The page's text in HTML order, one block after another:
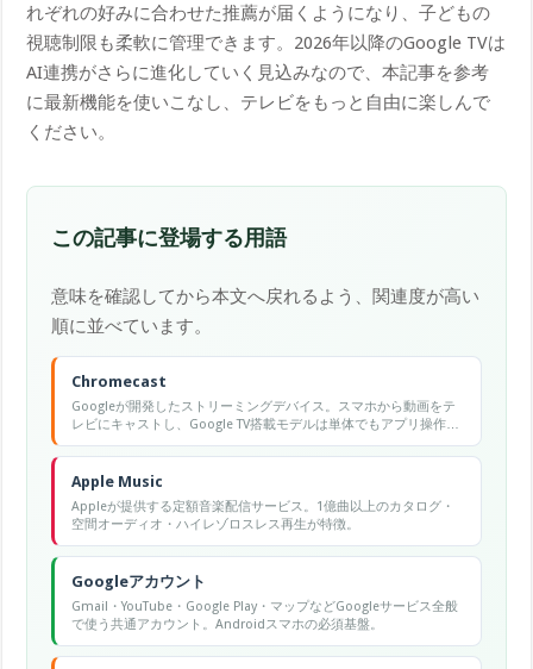
れぞれの好みに合わせた推薦が届くようになり、子どもの
視聴制限も柔軟に管理できます。2026年以降のGoogle TVは
AI連携がさらに進化していく見込みなので、本記事を参考
に最新機能を使いこなし、テレビをもっと自由に楽しんで
ください。
この記事に登場する用語
意味を確認してから本文へ戻れるよう、関連度が高い
順に並べています。
Chromecast
Googleが開発したストリーミングデバイス。スマホから動画をテ
レビにキャストし、Google TV搭載モデルは単体でもアプリ操作で
きる。
Apple Music
Appleが提供する定額音楽配信サービス。1億曲以上のカタログ・
空間オーディオ・ハイレゾロスレス再生が特徴。
Googleアカウント
Gmail・YouTube・Google Play・マップなどGoogleサービス全般
で使う共通アカウント。Androidスマホの必須基盤。